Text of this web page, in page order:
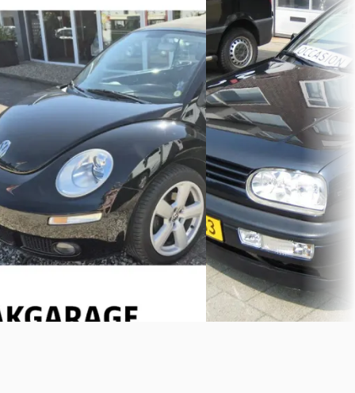
2007
Cabriolet 1.6 Highline
€ 6.500
v.a. € 138/mnd
2007 · 118.700 km · Benzine ·
Handgeschakeld
Vakgarage Hans Sloot· Hengelo
4,7(
Bekijk aanbieding →
Vergelijk
€ 2.950
Scherp geprijsd
1995 · 203.766 km ·
Automaat
Bosland Cars· Rotterdam
Bekijk aanbieding →
Vergelijk